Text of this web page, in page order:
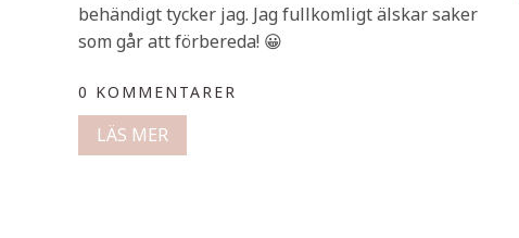
behändigt tycker jag. Jag fullkomligt älskar saker
som går att förbereda! 😀
0 KOMMENTARER
LÄS MER